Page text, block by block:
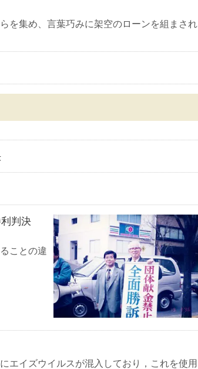
を集め、言葉巧みに架空のローンを組まされ
判決
ことの違
エイズウイルスが混入しており，これを使用